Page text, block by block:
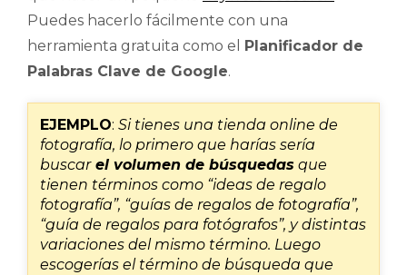
Puedes hacerlo fácilmente con una
herramienta gratuita como el
Planificador de
Palabras Clave de Google.
EJEMPLO: Si tienes una tienda online de
fotografía, lo primero que harías sería
buscarel volumen de búsquedas que
tienen términos como “ideas de regalo
fotografía”, “guías de regalos de fotografía”,
“guía de regalos para fotógrafos”, y distintas
variaciones del mismo término. Luego
escogerías el término de búsqueda que